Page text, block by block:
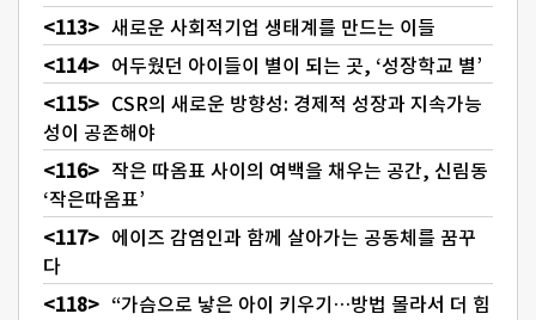
새로운 사회적기업 생태계를 만드는 이들
어두웠던 아이들이 별이 되는 곳, ‘성장학교 별’
CSR의 새로운 방향성: 경제적 성장과 지속가능
성이 공존해야
작은 따옴표 사이의 여백을 채우는 공간, 신림동
‘작은따옴표’
에이즈 감염인과 함께 살아가는 공동체를 꿈꾸
다
“가슴으로 낳은 아이 키우기…방법 몰라서 더 힘